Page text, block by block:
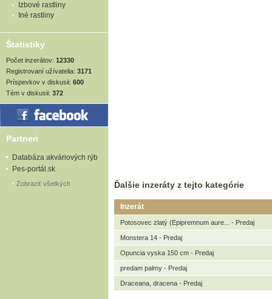
Izbové rastliny
Iné rastliny
Štatistiky
Počet inzerátov: 12330
Registrovaní užívatelia: 3171
Príspevkov v diskusii: 600
Tém v diskusii: 372
Partneri
Databáza akváriových rýb
Pes-portál.sk
Zobraziť všetkých Ďalšie inzeráty z tejto kategórie
Inzerát
Potosovec zlatý (Epipremnum aure... - Predaj
Monstera 14 - Predaj
Opuncia vyska 150 cm - Predaj
predam palmy - Predaj
Draceana, dracena - Predaj